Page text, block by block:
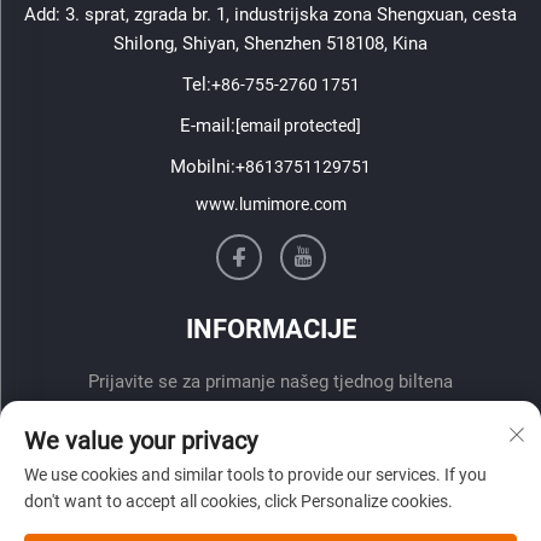
Add: 3. sprat, zgrada br. 1, industrijska zona Shengxuan, cesta
Shilong, Shiyan, Shenzhen 518108, Kina
Tel:+86-755-2760 1751
E-mail:[email protected]
Mobilni:+8613751129751
www.lumimore.com
INFORMACIJE
Prijavite se za primanje našeg tjednog biltena
We value your privacy
We use cookies and similar tools to provide our services. If you
don't want to accept all cookies, click Personalize cookies.